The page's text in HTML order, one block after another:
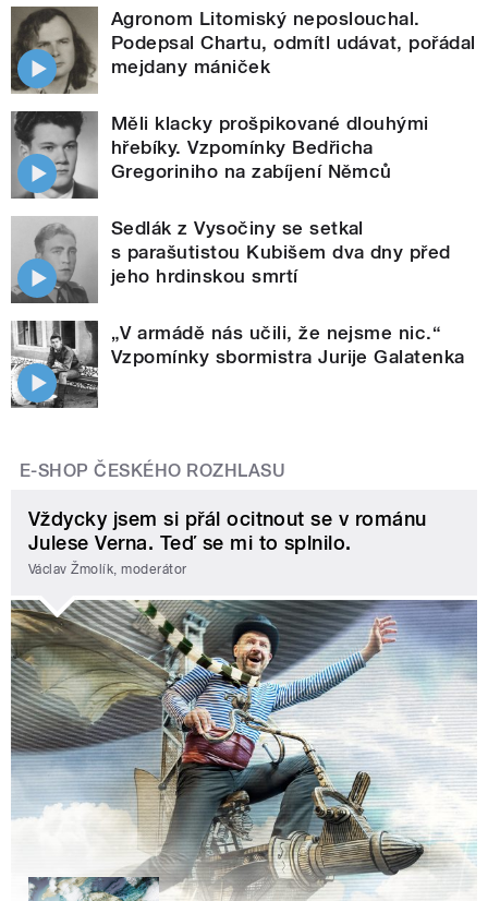
Agronom Litomiský neposlouchal.
Podepsal Chartu, odmítl udávat, pořádal
mejdany mániček
Měli klacky prošpikované dlouhými
hřebíky. Vzpomínky Bedřicha
Gregoriniho na zabíjení Němců
Sedlák z Vysočiny se setkal
s parašutistou Kubišem dva dny před
jeho hrdinskou smrtí
„V armádě nás učili, že nejsme nic.“
Vzpomínky sbormistra Jurije Galatenka
E-SHOP ČESKÉHO ROZHLASU
Vždycky jsem si přál ocitnout se v románu
Julese Verna. Teď se mi to splnilo.
Václav Žmolík, moderátor